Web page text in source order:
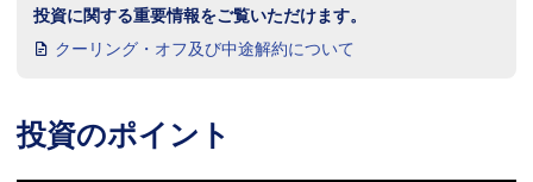
投資に関する重要情報をご覧いただけます。
クーリング・オフ及び中途解約について
投資のポイント